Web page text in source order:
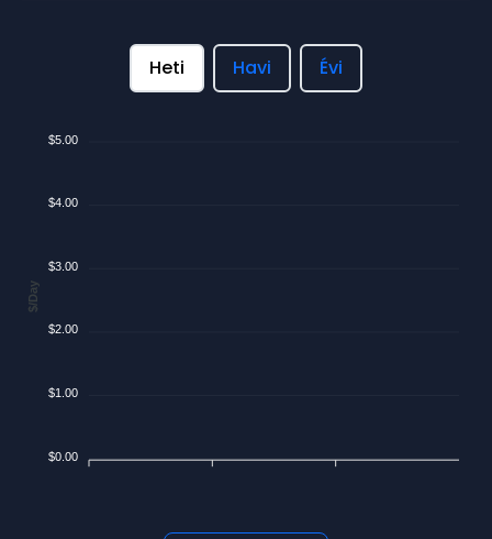
Heti Havi Évi
$5.00
$4.00
$3.00
$2.00
$1.00
$0.00
$/Day